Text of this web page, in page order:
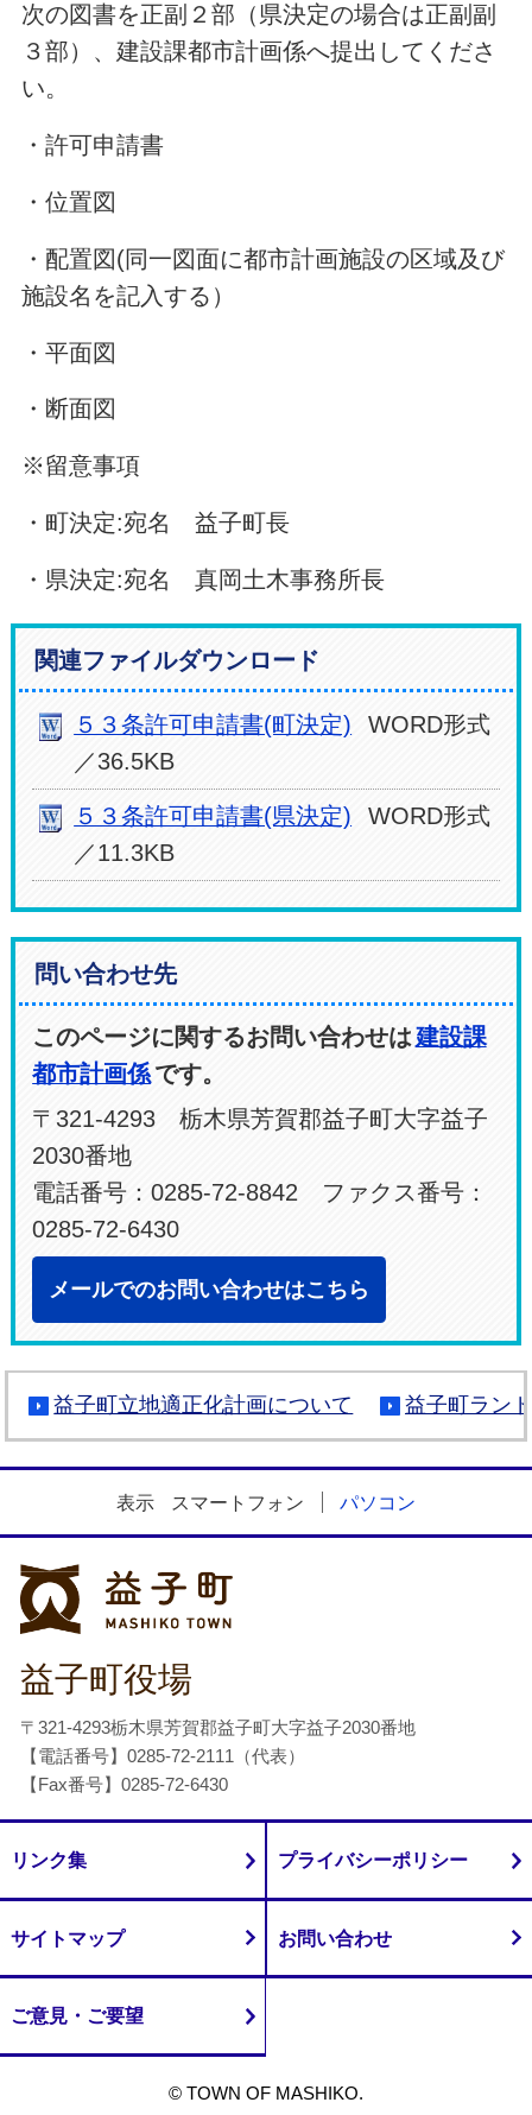
次の図書を正副２部（県決定の場合は正副副
３部）、建設課都市計画係へ提出してくださ
い。
・許可申請書
・位置図
・配置図(同一図面に都市計画施設の区域及び
施設名を記入する）
・平面図
・断面図
※留意事項
・町決定:宛名 益子町長
・県決定:宛名 真岡土木事務所長
関連ファイルダウンロード
５３条許可申請書(町決定)
WORD形式
／36.5KB
５３条許可申請書(県決定)
WORD形式
／11.3KB
問い合わせ先
このページに関するお問い合わせは建設課
都市計画係です。
〒321-4293 栃木県芳賀郡益子町大字益子
2030番地
電話番号：0285-72-8842 ファクス番号：
0285-72-6430
メールでのお問い合わせはこちら
益子町立地適正化計画について 益子町ラン
表示 スマートフォン パソコン
益子町役場
〒321-4293栃木県芳賀郡益子町大字益子2030番地
【電話番号】0285-72-2111（代表）
【Fax番号】0285-72-6430
リンク集 プライバシーポリシー
サイトマップ お問い合わせ
ご意見・ご要望
© TOWN OF MASHIKO.